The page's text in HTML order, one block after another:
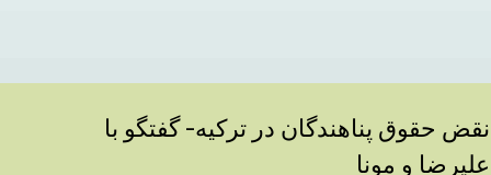
نقض حقوق پناهندگان در ترکیه- گفتگو با
علیرضا و مونا